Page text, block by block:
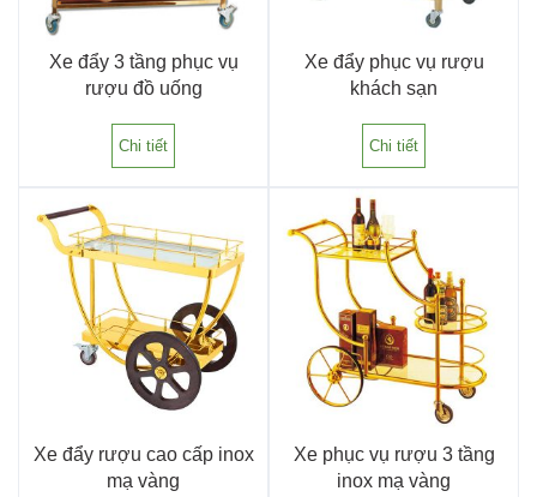
Xe đẩy 3 tầng phục vụ
rượu đồ uống
Chi tiết
Xe đẩy phục vụ rượu
khách sạn
Chi tiết
Xe đẩy rượu cao cấp inox
mạ vàng
Xe phục vụ rượu 3 tầng
inox mạ vàng